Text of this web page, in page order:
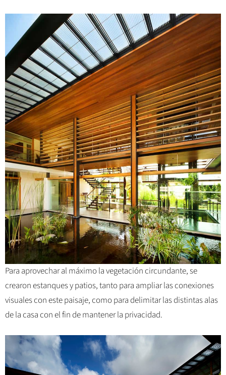
Para aprovechar al máximo la vegetación circundante, se
crearon estanques y patios, tanto para ampliar las conexiones
visuales con este paisaje, como para delimitar las distintas alas
de la casa con el fin de mantener la privacidad.